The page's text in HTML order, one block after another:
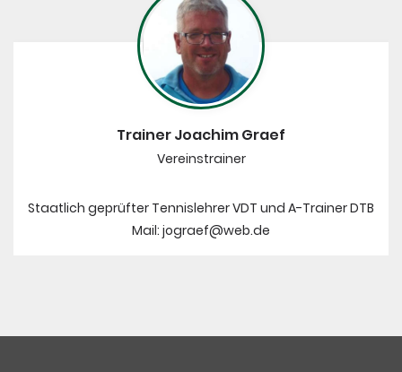
PV-Anlage
Trainer Joachim Graef
Vereinstrainer
Staatlich geprüfter Tennislehrer VDT und A-Trainer DTB
Mail: jograef@web.de